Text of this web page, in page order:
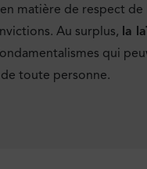
en matière de respect
Au surplus, la
qui
toute personne.